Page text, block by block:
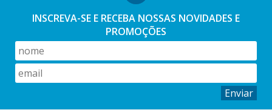
qualidade das linhas, é possível criar diferentes tipos de
caminhos de mesa;
Guardanapos:
guardanapos em diferentes cores, ou até com combinações
por conta da sua textura, é possível
INSCREVA-SE E RECEBA NOSSAS NOVIDADES E
PROMOÇÕES
Enviar